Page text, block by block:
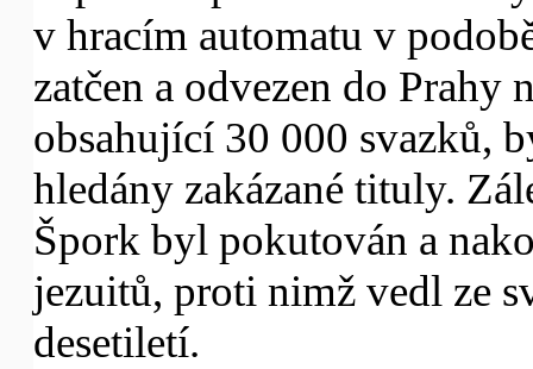
v hracím automatu v
zatčen a odvezen do Prahy
obsahující 30 000 svazků,
hledány zakázané tituly.
Špork byl pokutován a
jezuitů, proti nimž vedl ze
desetiletí.